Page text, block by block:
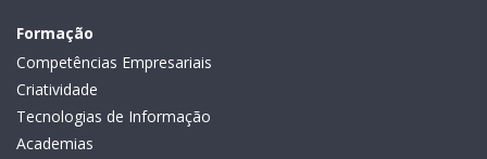
Formação
Competências Empresariais
Criatividade
Tecnologias de Informação
Academias